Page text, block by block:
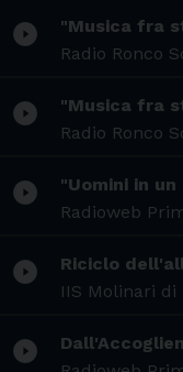
play_circle_filled
"Musica fra
Radio Ronco
play_circle_filled
"Musica fra
Radio Ronco
play_circle_filled
"Uomini in
Radioweb
play_circle_filled
Riciclo
IIS Molinari di
play_circle_filled